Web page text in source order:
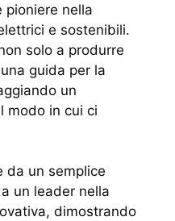
pioniere nella
e sostenibili.
solo a produrre
guida per la
un
modo in cui ci
da un semplice
un leader nella
dimostrando